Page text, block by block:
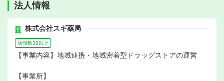
法人情報
株式会社スギ薬局
店舗数30以上
【事業内容】地域連携・地域密着型ドラッグストアの運営
【事業所】